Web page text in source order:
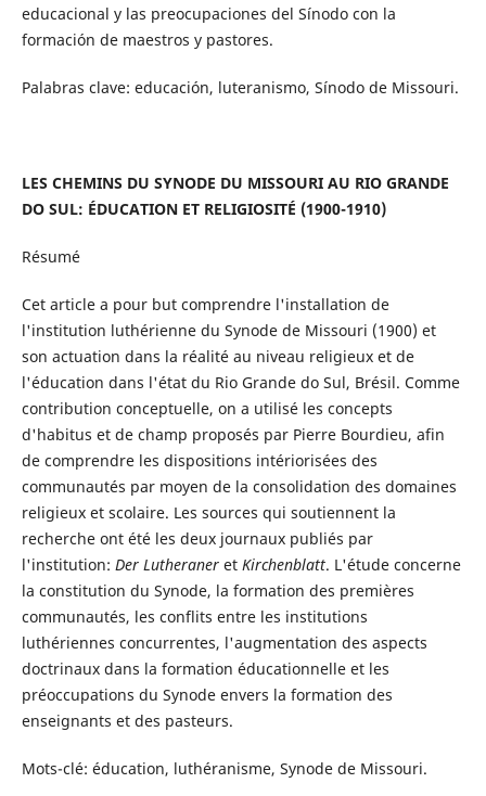
educacional y las preocupaciones del Sínodo con la
formación de maestros y pastores.
Palabras clave: educación, luteranismo, Sínodo de Missouri.
LES CHEMINS DU SYNODE DU MISSOURI AU RIO GRANDE
DO SUL: ÉDUCATION ET RELIGIOSITÉ (1900-1910)
Résumé
Cet article a pour but comprendre l'installation de
l'institution luthérienne du Synode de Missouri (1900) et
son actuation dans la réalité au niveau religieux et de
l'éducation dans l'état du Rio Grande do Sul, Brésil. Comme
contribution conceptuelle, on a utilisé les concepts
d'habitus et de champ proposés par Pierre Bourdieu, afin
de comprendre les dispositions intériorisées des
communautés par moyen de la consolidation des domaines
religieux et scolaire. Les sources qui soutiennent la
recherche ont été les deux journaux publiés par
l'institution: Der Lutheraneret Kirchenblatt. L'étude concerne
la constitution du Synode, la formation des premières
communautés, les conflits entre les institutions
luthériennes concurrentes, l'augmentation des aspects
doctrinaux dans la formation éducationnelle et les
préoccupations du Synode envers la formation des
enseignants et des pasteurs.
Mots-clé: éducation, luthéranisme, Synode de Missouri.